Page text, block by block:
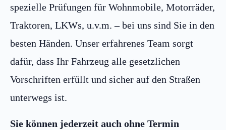
spezielle Prüfungen für Wohnmobile, Motorräder,
Traktoren, LKWs, u.v.m. – bei uns sind Sie in den
besten Händen. Unser erfahrenes Team sorgt
dafür, dass Ihr Fahrzeug alle gesetzlichen
Vorschriften erfüllt und sicher auf den Straßen
unterwegs ist.
Sie können jederzeit auch ohne Termin